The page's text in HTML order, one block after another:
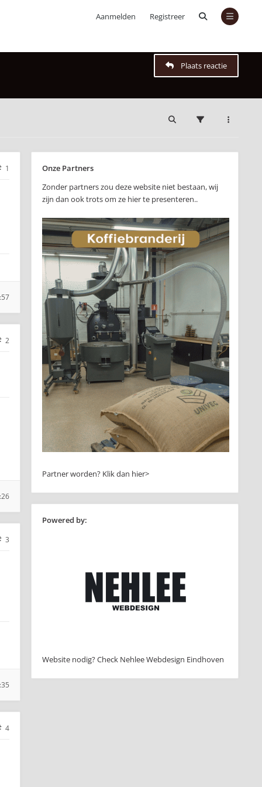
Aanmelden Registreer
Plaats reactie
1
2
3
4
Onze Partners
Zonder partners zou deze website niet bestaan, wij
zijn dan ook trots om ze hier te presenteren..
Partner worden? Klik dan hier>
Powered by:
Website nodig? Check Nehlee Webdesign Eindhoven